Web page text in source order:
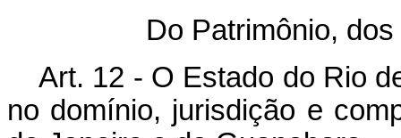
Do Patrimônio,
Art. 12 - O Estado do Rio
no domínio, jurisdição e